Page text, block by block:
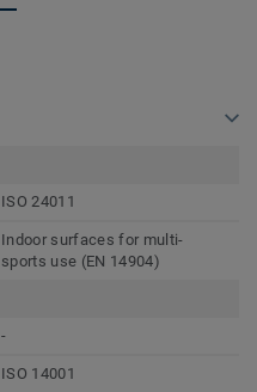
ISO 24011
Indoor surfaces for multi-
sports use (EN 14904)
-
ISO 14001